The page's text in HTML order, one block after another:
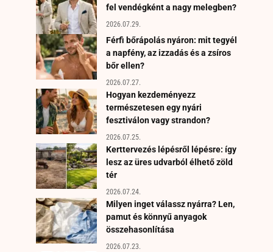
fel vendégként a nagy melegben?
2026.07.29.
Férfi bőrápolás nyáron: mit tegyél
a napfény, az izzadás és a zsíros
bőr ellen?
2026.07.27.
Hogyan kezdeményezz
természetesen egy nyári
fesztiválon vagy strandon?
2026.07.25.
Kerttervezés lépésről lépésre: így
lesz az üres udvarból élhető zöld
tér
2026.07.24.
Milyen inget válassz nyárra? Len,
pamut és könnyű anyagok
összehasonlítása
2026.07.23.